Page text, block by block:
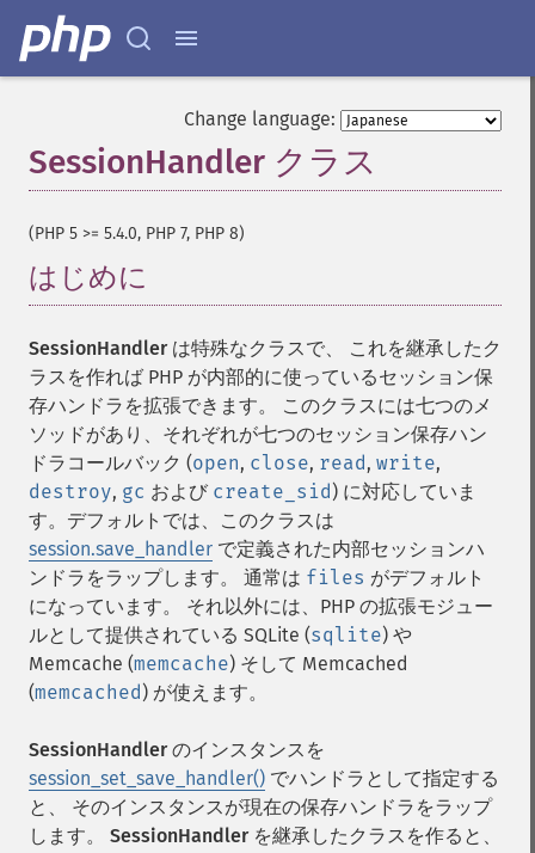
Change language:
SessionHandler クラス
(PHP 5 >= 5.4.0, PHP 7, PHP 8)
はじめに
SessionHandlerは特殊なクラスで、 これを継承したク
ラスを作れば PHP が内部的に使っているセッション保
存ハンドラを拡張できます。 このクラスには七つのメ
ソッドがあり、それぞれが七つのセッション保存ハン
ドラコールバック (open, close, read, write,
destroy, gc および create_sid) に対応していま
す。デフォルトでは、このクラスは
session.save_handler で定義された内部セッションハ
ンドラをラップします。 通常は files がデフォルト
になっています。 それ以外には、PHP の拡張モジュー
ルとして提供されている SQLite (sqlite) や
Memcache (memcache) そして Memcached
(memcached) が使えます。
SessionHandlerのインスタンスを
session_set_save_handler() でハンドラとして指定する
と、 そのインスタンスが現在の保存ハンドラをラップ
します。 SessionHandlerを継承したクラスを作ると、